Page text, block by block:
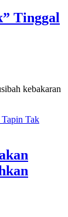
Tinggal
kebakaran